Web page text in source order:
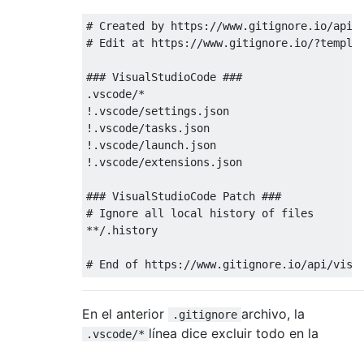
# Created by https://www.gitignore.io/api/
# Edit at https://www.gitignore.io/
### VisualStudioCode ###
.vscode/*
!.vscode/settings.json
!.vscode/tasks.json
!.vscode/launch.json
!.vscode/extensions.json
### VisualStudioCode Patch ###
# Ignore all local history of files
**/.history
En el anterior .gitignore archivo, la
.vscode/* línea dice excluir todo en la